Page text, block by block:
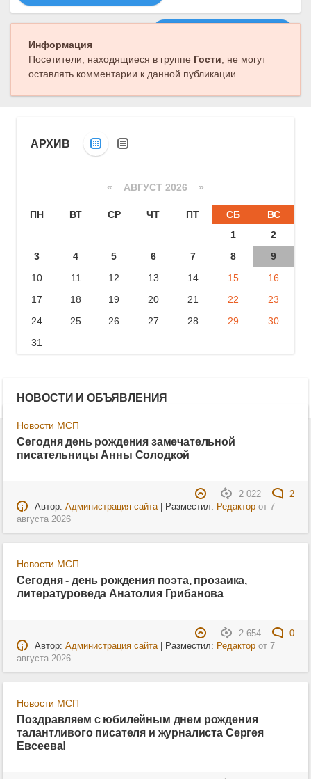
Информация
Посетители, находящиеся в группе Гости , не могут
оставлять комментарии к данной публикации.
АРХИВ
« АВГУСТ 2026 »
ПН ВТ СР ЧТ ПТ СБ
ВС
1
2
3
4 5 6 7 8
9
10
11 12 13 14 15
16
17
18 19 20 21 22
23
24
25 26 27 28 29
30
31
НОВОСТИ И ОБЪЯВЛЕНИЯ
Новости МСП
Сегодня день рождения замечательной
писательницы Анны Солодкой
2 022
2
Автор: Администрация сайта| Разместил: Редакторот 7
августа 2026
Новости МСП
Сегодня - день рождения поэта, прозаика,
литературоведа Анатолия Грибанова
2 654
0
Автор: Администрация сайта| Разместил: Редакторот 7
августа 2026
Новости МСП
Поздравляем с юбилейным днем рождения
талантливого писателя и журналиста Сергея
Евсеева!